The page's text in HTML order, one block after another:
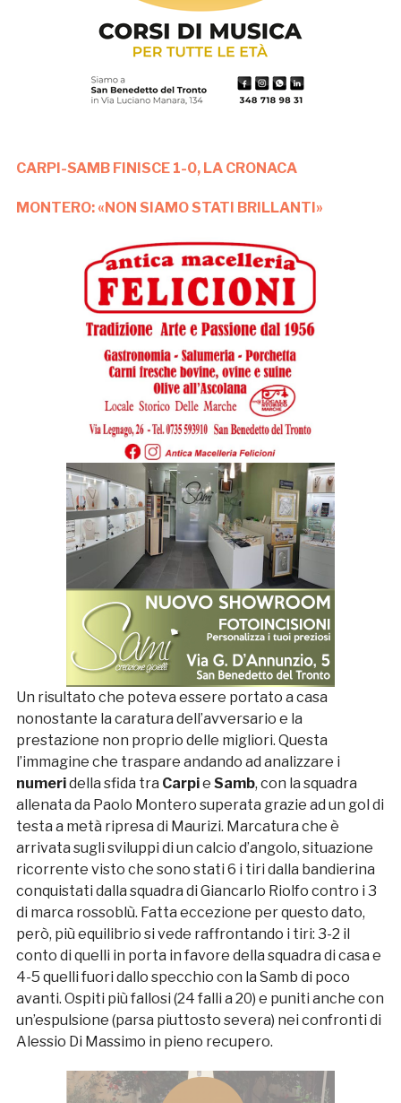
CARPI-SAMB FINISCE 1-0, LA CRONACA
MONTERO: «NON SIAMO STATI BRILLANTI»
Un risultato che poteva essere portato a casa
nonostante la caratura dell’avversario e la
prestazione non proprio delle migliori. Questa
l’immagine che traspare andando ad analizzare i
numeridella sfida tra Carpie Samb, con la squadra
allenata da Paolo Montero superata grazie ad un gol di
testa a metà ripresa di Maurizi. Marcatura che è
arrivata sugli sviluppi di un calcio d’angolo, situazione
ricorrente visto che sono stati 6 i tiri dalla bandierina
conquistati dalla squadra di Giancarlo Riolfo contro i 3
di marca rossoblù. Fatta eccezione per questo dato,
però, più equilibrio si vede raffrontando i tiri: 3-2 il
conto di quelli in porta in favore della squadra di casa e
4-5 quelli fuori dallo specchio con la Samb di poco
avanti. Ospiti più fallosi (24 falli a 20) e puniti anche con
un’espulsione (parsa piuttosto severa) nei confronti di
Alessio Di Massimo in pieno recupero.